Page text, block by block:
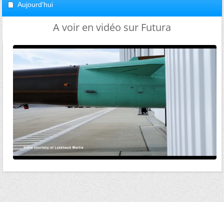
Aujourd'hui
A voir en vidéo sur Futura